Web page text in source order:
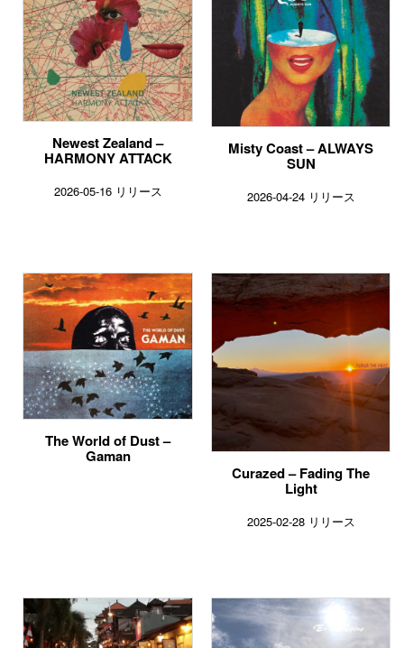
Newest Zealand –
HARMONY ATTACK
2026-05-16 リリース
Misty Coast – ALWAYS
SUN
2026-04-24 リリース
The World of Dust –
Gaman
Curazed – Fading The
Light
2025-02-28 リリース